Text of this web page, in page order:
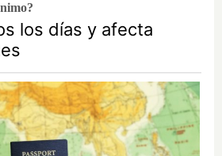
los días y afecta